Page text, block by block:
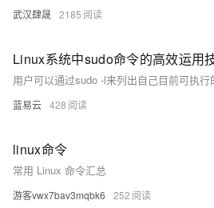
武汉肆晟 2185
Linux系统中sudo命令的高效运用技
蓝易云 428
linux命令
常用 Linux 命令汇总
游客vwx7bav3mqbk6 252